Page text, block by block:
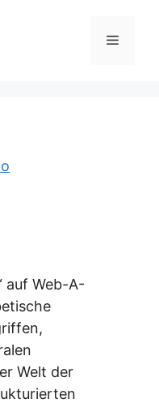
Menü
auf Web-A-
Welt der